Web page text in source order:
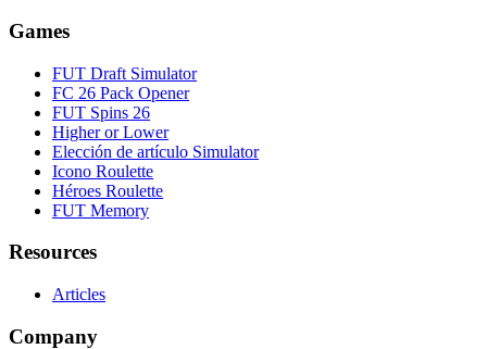
Games
FUT Draft Simulator
FC 26 Pack Opener
FUT Spins 26
Higher or Lower
Elección de artículo Simulator
Icono Roulette
Héroes Roulette
FUT Memory
Resources
Articles
Company